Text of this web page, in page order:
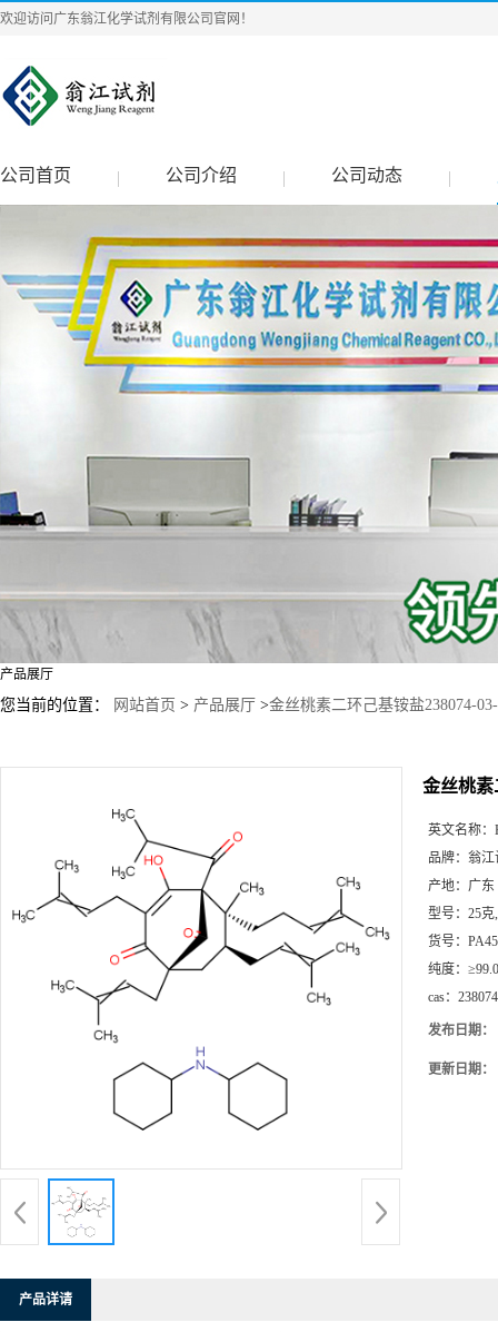
欢迎访问广东翁江化学试剂有限公司官网！
公司首页 公司介绍 公司动态
产品展厅
您当前的位置： 网站首页 > 产品展厅 >金丝桃素二环己基铵盐238074-
金丝桃素
英文名称：
品牌： 翁江
产地： 广东
型号： 25克
货号：
纯度：
cas：
发布日期：
更新日期：
产品详请